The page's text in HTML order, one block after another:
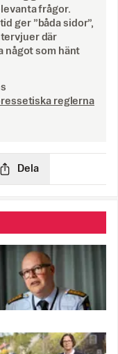
frågor.
ger ”båda sidor”,
där
något som hänt
reglerna
Dela